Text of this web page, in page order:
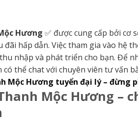
Hương ✅ được cung cấp bởi cơ
hấp dẫn. Việc tham gia vào hệ
nhập và phát triển cho bạn. Để
có thể chat với chuyên viên tư vấn
Mộc Hương tuyển đại lý – đừng
Mộc Hương –